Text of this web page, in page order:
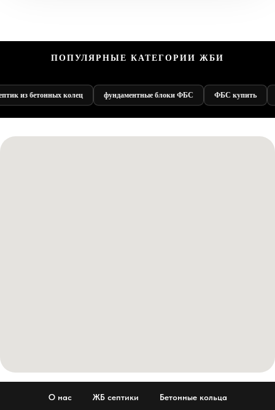
ПОПУЛЯРНЫЕ КАТЕГОРИИ ЖБИ
из бетонных колец фундаментные блоки ФБС ФБС купить
О нас ЖБ септики Бетонные кольца